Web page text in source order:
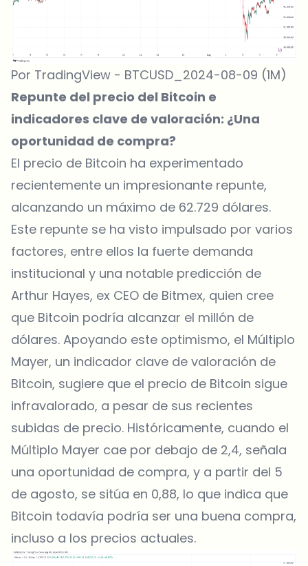
Por TradingView - BTCUSD_2024-08-09 (1M)
Repunte del precio del Bitcoin e
indicadores clave de valoración: ¿Una
oportunidad de compra?
El precio de Bitcoin ha experimentado
recientemente un impresionante repunte,
alcanzando un máximo de 62.729 dólares.
Este repunte se ha visto impulsado por varios
factores, entre ellos la fuerte demanda
institucional y una notable predicción de
Arthur Hayes, ex CEO de Bitmex, quien cree
que Bitcoin podría alcanzar el millón de
dólares. Apoyando este optimismo, el Múltiplo
Mayer, un indicador clave de valoración de
Bitcoin, sugiere que el precio de Bitcoin sigue
infravalorado, a pesar de sus recientes
subidas de precio. Históricamente, cuando el
Múltiplo Mayer cae por debajo de 2,4, señala
una oportunidad de compra, y a partir del 5
de agosto, se sitúa en 0,88, lo que indica que
Bitcoin todavía podría ser una buena compra,
incluso a los precios actuales.